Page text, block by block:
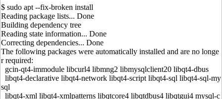
$ sudo apt --fix-broken install
Reading package lists... Done
Building dependency tree
Reading state information... Done
Correcting dependencies... Done
The following packages were automatically installed and are no longe
r required:
gcin-qt4-immodule libcurl4 libmng2 libmysqlclient20 libqt4-dbus
libqt4-declarative libqt4-network libqt4-script libqt4-sql libqt4-sql-my
sql
libqt4-xml libqt4-xmlpatterns libqtcore4 libqtdbus4 libqtgui4 mysql-c